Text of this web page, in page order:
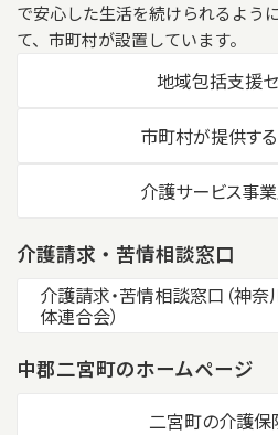
で安心した生活を続けられるよう
て、市町村が設置しています。
地域包括支援
市町村が提供す
介護サービス事
介護請求・苦情相談窓口
介護請求・苦情相談窓口（神
体連合会）
中郡二宮町のホームページ
二宮町の介護保